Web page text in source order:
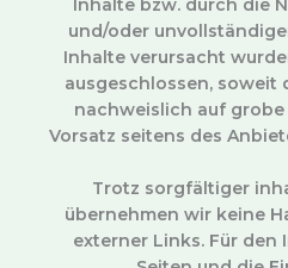
Inhalte bzw. durch die
und/oder
Inhalte verursacht
ausgeschlossen, soweit
nachweislich auf
Vorsatz seitens des
Trotz sorgfältiger
übernehmen wir keine
externer Links. Für